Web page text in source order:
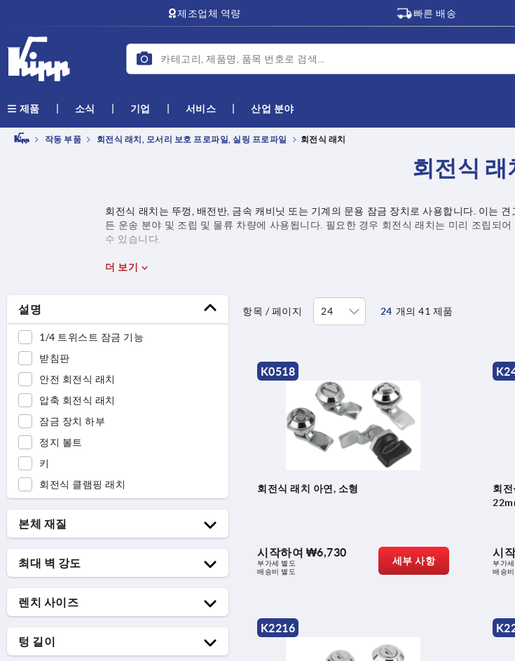
제조업체 역량 빠른 배송
제품 소식 기업 서비스 산업 분야
작동 부품 회전식 래치, 모서리 보호 프로파일, 실링 프로파일 회전식 래치
회전식 래
회전식 래치는 뚜껑, 배전반, 금속 캐비닛 또는 기계의 문용 잠금 장치로 사용합니다. 이는
든 운송 분야 및 조립 및 물류 차량에 사용됩니다. 필요한 경우 회전식 래치는 미리 조립되
수 있습니다.
더 보기
설명
1/4 트위스트 잠금 기능
받침판
안전 회전식 래치
압축 회전식 래치
잠금 장치 하부
정지 볼트
키
회전식 클램핑 래치
본체 재질
스테인레스 스틸 A4
아연
플라스틱
최대 벽 강도
4
7
렌치 사이즈
20
텅 길이
항목 / 페이지 24 개의 41 제품
K0518
회전식 래치 아연, 소형
시작하여 ₩6,730
부가세 별도
배송비 별도
세부 사항
회
시
부가
배송
K2216